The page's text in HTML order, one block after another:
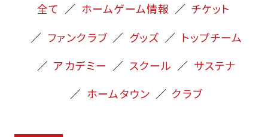
全て ホームゲーム情報
チケット
ファンクラブ
グッズ
トップチーム
アカデミー
スクール
サステナ
ホームタウン
クラブ